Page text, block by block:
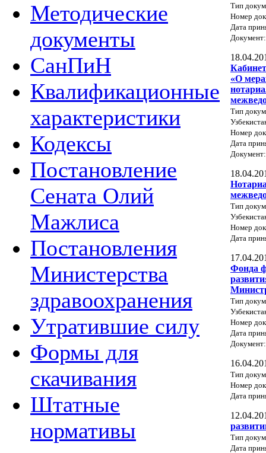
Методические
документы
СанПиН
Квалификационные
характеристики
Кодексы
Постановление
Сената Олий
Мажлиса
Постановления
Министерства
здравоохранения
Утратившие силу
Формы для
скачивания
Штатные
нормативы
Тип
Номер
Дата
«О
Тип
Номер
Дата
Тип
Номер
Дата
Фонда
Тип
Номер
Дата
Тип
Номер
Дата
Тип
Дата